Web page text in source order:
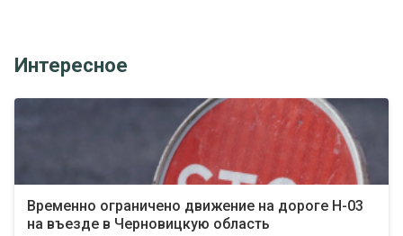
Интересное
Временно ограничено движение на дороге Н-03
на въезде в Черновицкую область